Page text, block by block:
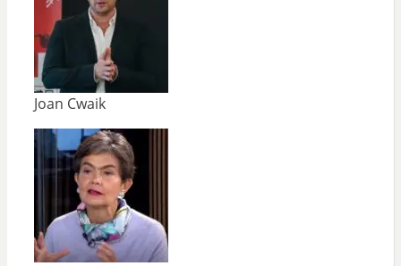
Joan Cwaik